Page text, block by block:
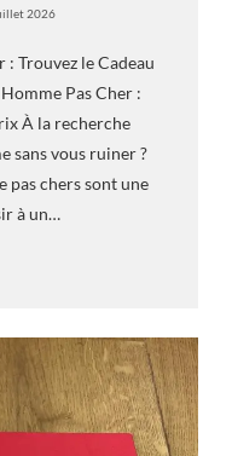
2026
Trouvez le Cadeau
Pas Cher :
À la recherche
sans vous ruiner ?
pas chers sont une
à un…